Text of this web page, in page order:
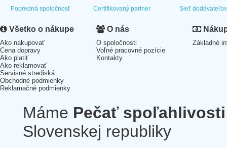
Popredná spoločnosť Certifikovaný partner Sieť dodávateľov
Všetko o nákupe
Ako nakupovať
Cena dopravy
Ako platiť
Ako reklamovať
Servisné strediská
Obchodné podmienky
Reklamačné podmienky
O nás
O spoločnosti
Voľné pracovné pozície
Kontakty
Základné
Máme Pečať spoľahlivosti
Slovenskej republiky